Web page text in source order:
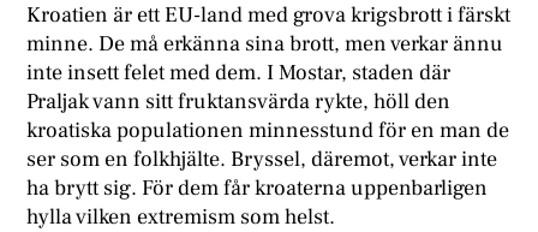
Kroatien är ett EU-land med grova krigsbrott i färskt
minne. De må erkänna sina brott, men verkar ännu
inte insett felet med dem. I Mostar, staden där
Praljak vann sitt fruktansvärda rykte, höll den
kroatiska populationen minnesstund för en man de
ser som en folkhjälte. Bryssel, däremot, verkar inte
ha brytt sig. För dem får kroaterna uppenbarligen
hylla vilken extremism som helst.